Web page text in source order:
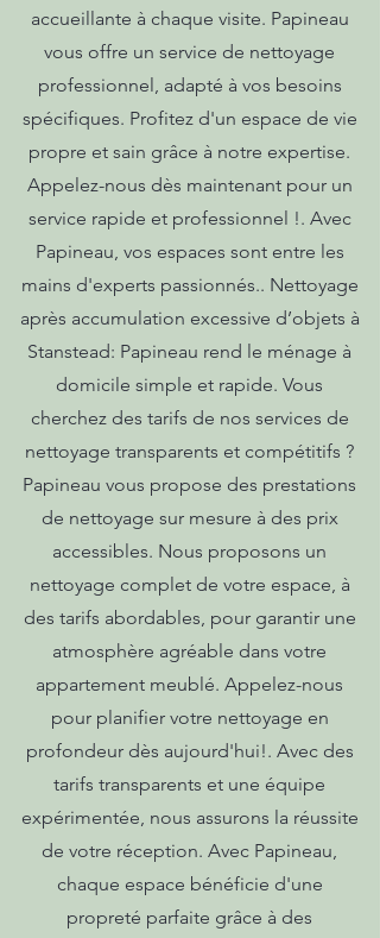
accueillante à chaque visite. Papineau
vous offre un service de nettoyage
professionnel, adapté à vos besoins
spécifiques. Profitez d'un espace de vie
propre et sain grâce à notre expertise.
Appelez-nous dès maintenant pour un
service rapide et professionnel !. Avec
Papineau, vos espaces sont entre les
mains d'experts passionnés.. Nettoyage
après accumulation excessive d’objets à
Stanstead: Papineau rend le ménage à
domicile simple et rapide. Vous
cherchez des tarifs de nos services de
nettoyage transparents et compétitifs ?
Papineau vous propose des prestations
de nettoyage sur mesure à des prix
accessibles. Nous proposons un
nettoyage complet de votre espace, à
des tarifs abordables, pour garantir une
atmosphère agréable dans votre
appartement meublé. Appelez-nous
pour planifier votre nettoyage en
profondeur dès aujourd'hui!. Avec des
tarifs transparents et une équipe
expérimentée, nous assurons la réussite
de votre réception. Avec Papineau,
chaque espace bénéficie d'une
propreté parfaite grâce à des